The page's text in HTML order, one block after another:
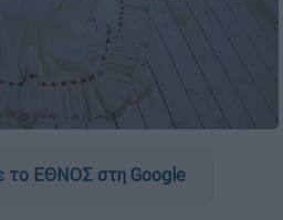
το ΕΘΝΟΣ στη Google